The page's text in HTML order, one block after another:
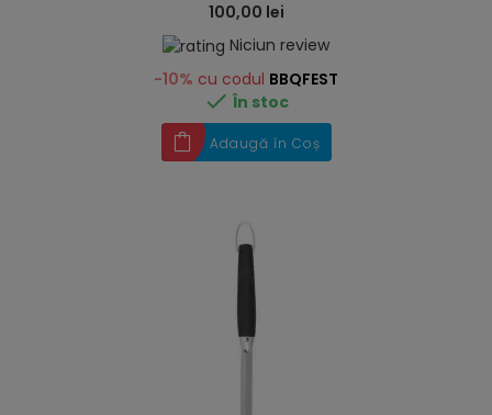
100,00 lei
Niciun review
-10% cu codul BBQFEST
 În stoc
Adaugă în Coș